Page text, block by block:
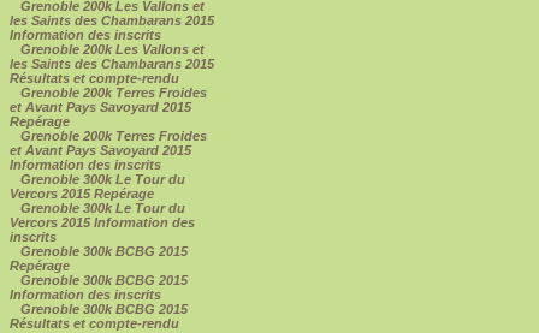
Grenoble 200k Les Vallons et
les Saints des Chambarans 2015
Information des inscrits
Grenoble 200k Les Vallons et
les Saints des Chambarans 2015
Résultats et compte-rendu
Grenoble 200k Terres Froides
et Avant Pays Savoyard 2015
Repérage
Grenoble 200k Terres Froides
et Avant Pays Savoyard 2015
Information des inscrits
Grenoble 300k Le Tour du
Vercors 2015 Repérage
Grenoble 300k Le Tour du
Vercors 2015 Information des
inscrits
Grenoble 300k BCBG 2015
Repérage
Grenoble 300k BCBG 2015
Information des inscrits
Grenoble 300k BCBG 2015
Résultats et compte-rendu